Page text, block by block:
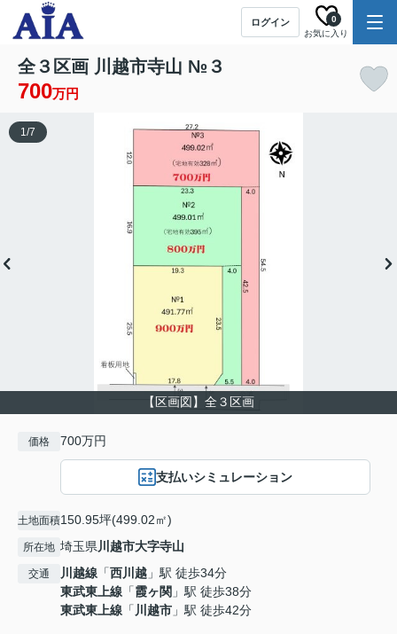
ログイン
お気に入り
0
全３区画 川越市寺山 №３
700万円
【区画図】全３区画
1/7
価格 700万円
支払いシミュレーション
土地面積150.95坪(499.02㎡)
所在地 埼玉県川越市大字寺山
交通 川越線 「西川越 」駅 徒歩34分
東武東上線 「霞ヶ関 」駅 徒歩38分
東武東上線 「 川越市 」駅 徒歩42分